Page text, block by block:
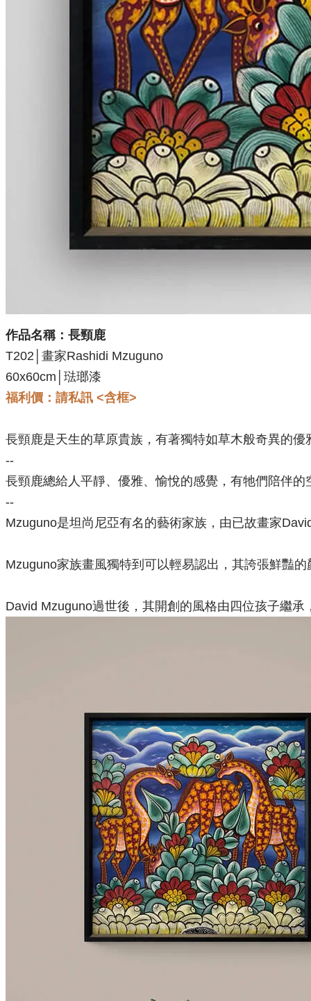
作品名稱：長頸鹿
T202│畫家Rashidi Mzuguno
60x60cm│琺瑯漆
福利價 ：請私訊 <含框>
長頸鹿是天生的草原貴族，有著獨特如草木般奇異的
--
長頸鹿總給人平靜、優雅、愉悅的感覺，有牠們陪伴
--
Mzuguno是坦尚尼亞有名的藝術家族，由已故畫家
Mzuguno家族畫風獨特到可以輕易認出，其誇張鮮豔
David Mzuguno過世後，其開創的風格由四位孩子繼